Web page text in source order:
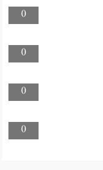
0
0
0
0